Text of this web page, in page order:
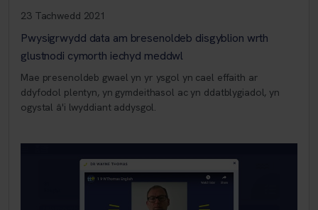
23 Tachwedd 2021
Pwysigrwydd data am bresenoldeb disgyblion wrth
glustnodi cymorth iechyd meddwl
Mae presenoldeb gwael yn yr ysgol yn cael effaith ar
ddyfodol plentyn, yn gymdeithasol ac yn ddatblygiadol, yn
ogystal â'i lwyddiant addysgol.